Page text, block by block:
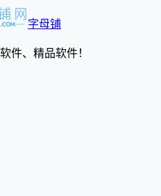
字母铺
件、精品软件！